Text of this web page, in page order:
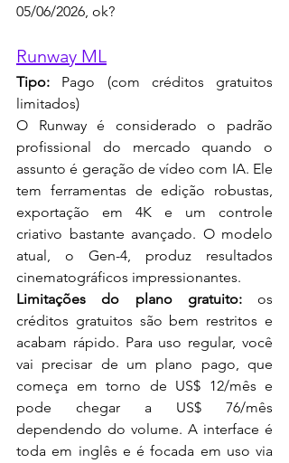
05/06/2026, ok?
Runway ML
Tipo: Pago (com créditos gratuitos
limitados)
O Runway é considerado o padrão
profissional do mercado quando o
assunto é geração de vídeo com IA. Ele
tem ferramentas de edição robustas,
exportação em 4K e um controle
criativo bastante avançado. O modelo
atual, o Gen-4, produz resultados
cinematográficos impressionantes.
Limitações do plano gratuito: os
créditos gratuitos são bem restritos e
acabam rápido. Para uso regular, você
vai precisar de um plano pago, que
começa em torno de US$ 12/mês e
pode chegar a US$ 76/mês
dependendo do volume. A interface é
toda em inglês e é focada em uso via